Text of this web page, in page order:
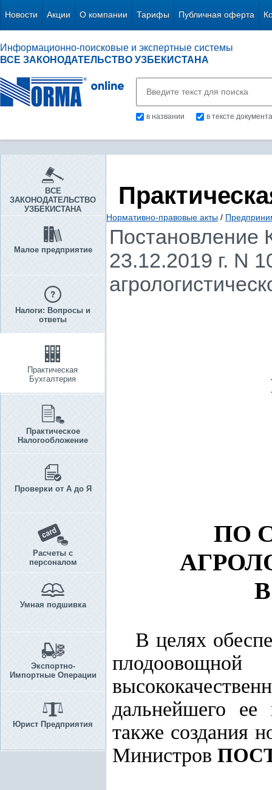
Новости Акции О компании Тарифы Публичная оферта
Информационно-поисковые и экспертные системы
ВСЕ ЗАКОНОДАТЕЛЬСТВО УЗБЕКИСТАНА
в названии в тексте документа
ВСЕ
ЗАКОНОДАТЕЛЬСТВО
УЗБЕКИСТАНА
Малое предприятие
Налоги: Вопросы и
ответы
Практическая
Бухгалтерия
Практическое
Налогообложение
Проверки от А до Я
Расчеты с
персоналом
Умная подшивка
Экспортно-
Импортные Операции
Юрист Предприятия
Нормативно-правовые акты /
Постановление
23.12.2019 г. N
ПО
В целях
дальнейшего
также создания
Министров